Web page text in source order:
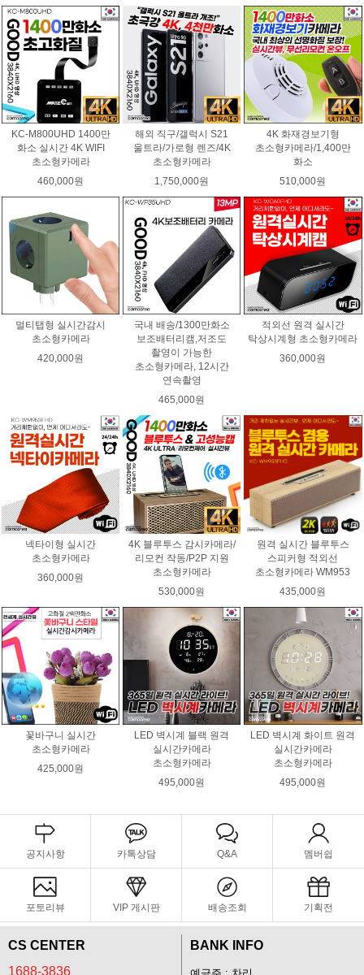
KC-M800UHD 1400만
화소 실시간 4K WIFI
초소형카메라
460,000원
해외 직구/갤럭시 S21
울트라/가로형 렌즈/4K
초소형카메라
1,750,000원
4K 화재경보기형
초소형카메라/1,400만
화소
510,000원
멀티탭형 실시간감시
초소형카메라
420,000원
국내 배송/1300만화소
보조배터리캠,저조도
촬영이 가능한
초소형카메라, 12시간
연속촬영
465,000원
적외선 원격 실시간
탁상시계형 초소형카메라
360,000원
넥타이형 실시간
초소형카메라
360,000원
4K 블루투스 감시카메라/
리모컨 작동/P2P 지원
초소형카메라
530,000원
원격 실시간 블루투스
스피커형 적외선
초소형카메라 WM953
435,000원
꽃바구니 실시간
초소형카메라
425,000원
LED 벽시계 블랙 원격
실시간카메라
초소형카메라
495,000원
LED 벽시계 화이트 원격
실시간카메라
초소형카메라
495,000원
공지사항 카톡상담 Q&A 멤버쉽
포토리뷰 VIP 게시판 배송조회 기획전
CS CENTER
1688-3836
BANK INFO